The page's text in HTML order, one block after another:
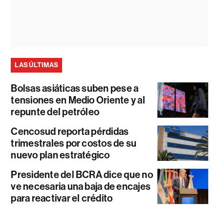
LAS ÚLTIMAS
Bolsas asiáticas suben pese a
tensiones en Medio Oriente y al
repunte del petróleo
Cencosud reporta pérdidas
trimestrales por costos de su
nuevo plan estratégico
Presidente del BCRA dice que no
ve necesaria una baja de encajes
para reactivar el crédito